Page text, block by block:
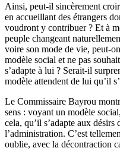
Ainsi, peut-il sincèrement
en accueillant des étrangers
voudront y contribuer ? Et à
peuple changeant
voire son mode de vie, peut-
modèle social et ne pas
s’adapte à lui ? Serait-il
modèle attendent de lui qu’il
Le Commissaire Bayrou
sens : voyant un modèle
cela, qu’il s’adapte aux
l’administration. C’est
oublie, avec la décontraction